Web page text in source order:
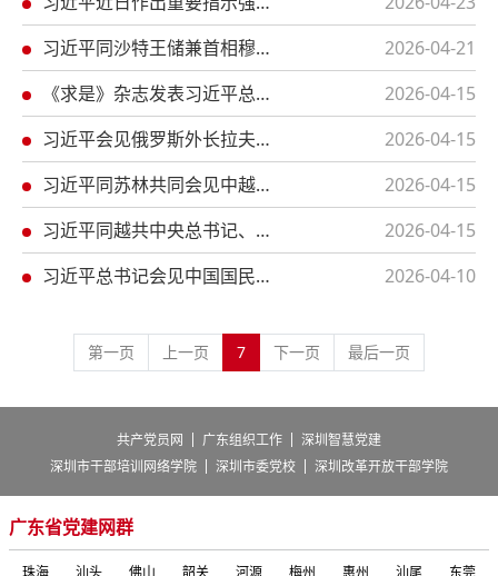
习近平同沙特王储兼首相穆罕默德通电话
2026-04-21
《求是》杂志发表习近平总书记重要文章《推动全民阅读，建设书香社会》
2026-04-15
习近平会见俄罗斯外长拉夫罗夫
2026-04-15
习近平同苏林共同会见中越青年代表
2026-04-15
习近平同越共中央总书记、国家主席苏林举行会谈
2026-04-15
习近平总书记会见中国国民党主席郑丽文
2026-04-10
第一页 上一页 7 下一页 最后一页
共产党员网 | 广东组织工作 | 深圳智慧党建
深圳市干部培训网络学院 | 深圳市委党校 | 深圳改革开放干部学院
广东省党建网群
珠海 汕头 佛山 韶关 河源 梅州 惠州 汕尾 东莞